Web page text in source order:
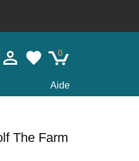
0
Aide
The Farm